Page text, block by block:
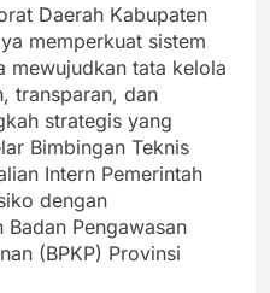
Daerah Kabupaten
memperkuat sistem
mewujudkan tata kelola
transparan, dan
strategis yang
Bimbingan Teknis
Intern Pemerintah
dengan
Pengawasan
(BPKP) Provinsi